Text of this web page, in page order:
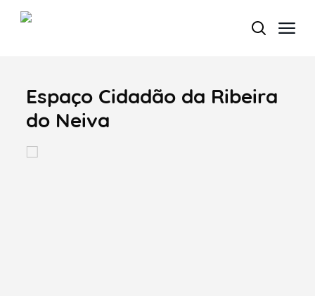
Termo de Pesquisa
Espaço Cidadão da Ribeira
do Neiva